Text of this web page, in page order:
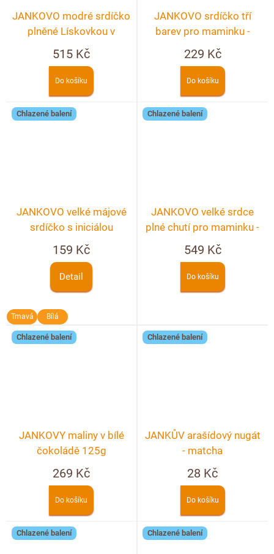
JANKOVO modré srdíčko
plněné Lískovkou v
KRABIČCE
515 Kč
Do košíku
JANKOVO srdíčko tří
barev pro maminku -
tmavá, mléčná, bílá
229 Kč
Do košíku
Chlazené balení
JANKOVO velké májové
srdíčko s iniciálou
159 Kč
Detail
Tmavá Bílá
Chlazené balení
JANKOVO velké srdce
plné chutí pro maminku -
280g
549 Kč
Do košíku
Chlazené balení
JANKOVY maliny v bílé
čokoládě 125g
269 Kč
Do košíku
Chlazené balení
JANKŮV arašídový nugát
- matcha
28 Kč
Do košíku
Chlazené balení Chlazené balení